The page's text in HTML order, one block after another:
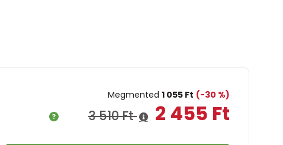
Megmented1 055 Ft (-30 %)
3 510 Ft 2 455 Ft